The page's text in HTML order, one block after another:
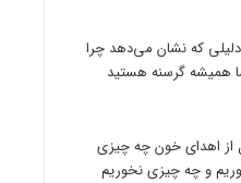
14 دلیلی که نشان می‌دهد چرا
همیشه گرسنه هستید
از اهدای خون چه چیزی
و چه چیزی نخوریم